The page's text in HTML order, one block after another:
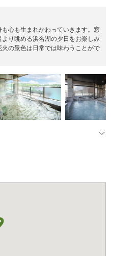
心も生まれかわっていきます。窓
り眺める浜名湖の夕日をお楽しみ
の景色は日常では味わうことがで